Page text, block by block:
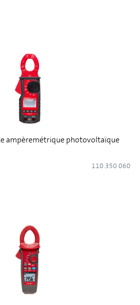
ampèremétrique photovoltaïque
110.350.060